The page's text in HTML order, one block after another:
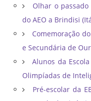
Olhar o
do AEO a Brindisi
Comemoração
e Secundária de
Alunos da
Olimpíadas de
Pré-escolar da